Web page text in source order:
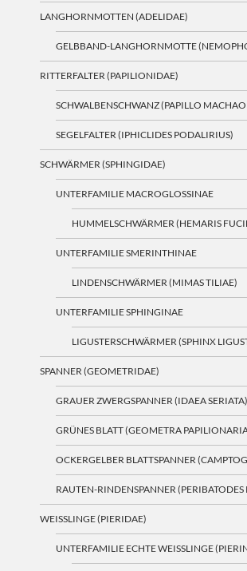
LANGHORNMOTTEN (ADELIDAE)
GELBBAND-LANGHORNMOTTE
RITTERFALTER (PAPILIONIDAE)
SCHWALBENSCHWANZ (PAPILLO
SEGELFALTER (IPHICLIDES PODALIRIUS)
SCHWÄRMER (SPHINGIDAE)
UNTERFAMILIE MACROGLOSSINAE
HUMMELSCHWÄRMER (HEMARIS
UNTERFAMILIE SMERINTHINAE
LINDENSCHWÄRMER (MIMAS TILIAE)
UNTERFAMILIE SPHINGINAE
LIGUSTERSCHWÄRMER (SPHINX
SPANNER (GEOMETRIDAE)
GRAUER ZWERGSPANNER (IDAEA SERIATA)
GRÜNES BLATT (GEOMETRA
OCKERGELBER BLATTSPANNER
RAUTEN-RINDENSPANNER
WEISSLINGE (PIERIDAE)
UNTERFAMILIE ECHTE WEISSLINGE